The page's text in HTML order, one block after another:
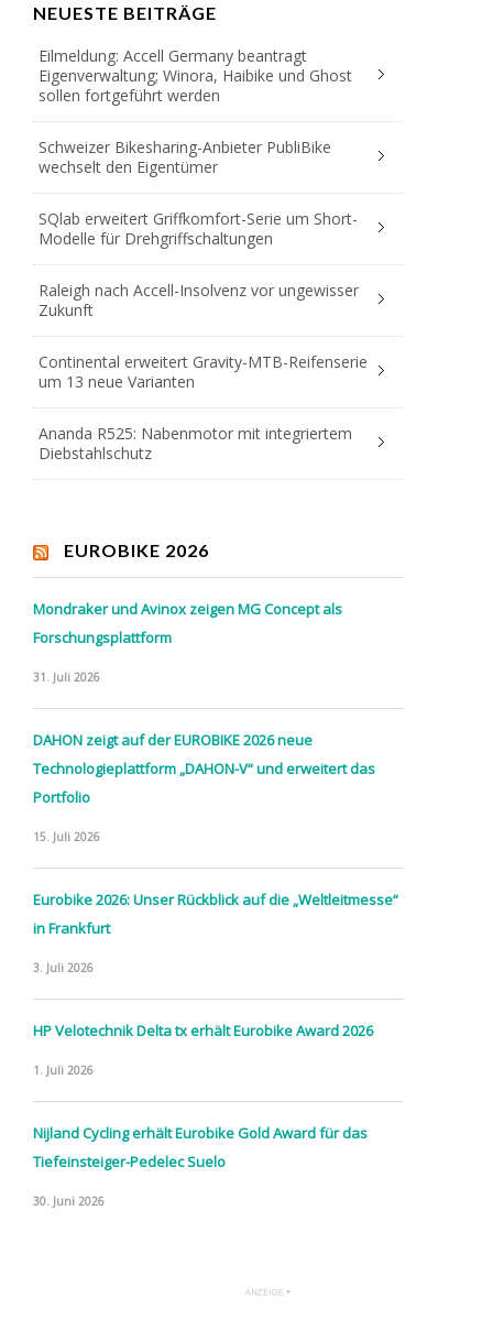
NEUESTE BEITRÄGE
Eilmeldung: Accell Germany beantragt
Eigenverwaltung; Winora, Haibike und Ghost
sollen fortgeführt werden
Schweizer Bikesharing-Anbieter PubliBike
wechselt den Eigentümer
SQlab erweitert Griffkomfort-Serie um Short-
Modelle für Drehgriffschaltungen
Raleigh nach Accell-Insolvenz vor ungewisser
Zukunft
Continental erweitert Gravity-MTB-Reifenserie
um 13 neue Varianten
Ananda R525: Nabenmotor mit integriertem
Diebstahlschutz
EUROBIKE 2026
Mondraker und Avinox zeigen MG Concept als
Forschungsplattform
31. Juli 2026
DAHON zeigt auf der EUROBIKE 2026 neue
Technologieplattform „DAHON-V“ und erweitert das
Portfolio
15. Juli 2026
Eurobike 2026: Unser Rückblick auf die „Weltleitmesse“
in Frankfurt
3. Juli 2026
HP Velotechnik Delta tx erhält Eurobike Award 2026
1. Juli 2026
Nijland Cycling erhält Eurobike Gold Award für das
Tiefeinsteiger-Pedelec Suelo
30. Juni 2026